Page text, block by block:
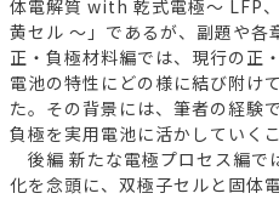
体電解質 with 乾式電極～ LFP
黄セル ～」であるが、副題や各
正・負極材料編では、現行の正
電池の特性にどの様に結び附け
た。その背景には、筆者の経験
負極を実用電池に活かしていく
後編 新たな電極プロセス編で
化を念頭に、双極子セルと固体